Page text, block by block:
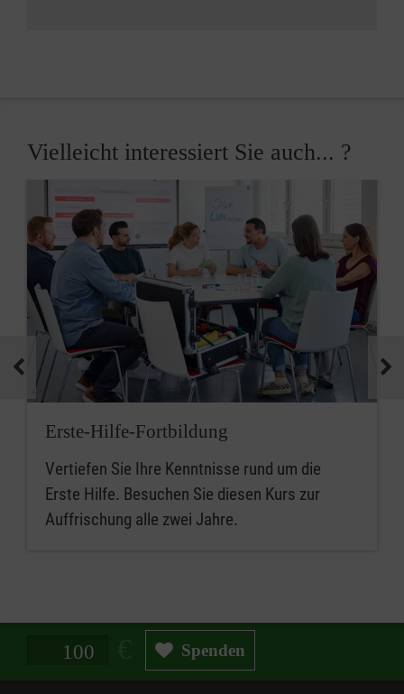
Vielleicht interessiert Sie auch... ?
Erste-Hilfe-Fortbildung
Vertiefen Sie Ihre Kenntnisse rund um die
Erste Hilfe. Besuchen Sie diesen Kurs zur
Auffrischung alle zwei Jahre.
Spendenbetrag in Euro Spenden